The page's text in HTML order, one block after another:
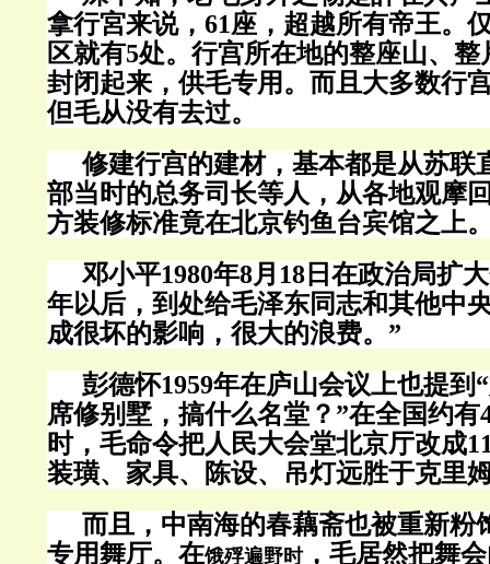
拿行宮来说， 61座，超越所有帝王。
区就有5处。行宫所在地的整座山、整
封闭起来，供毛专用。而且大多数行
但毛从没有去过。
修建行宫的建材，基本都是从苏联
部当时的总务司长等人，从各地观摩
方装修标准竟在北京钓鱼台宾馆之上
邓小平1980年8月 18 日在政治局扩
年以后，到处给毛泽东同志和其他中
成很坏的影响，很大的浪费。 ”
彭德怀1959年在庐山会议上也提到 “
席修别墅，搞什么名堂？ ”在全国约有
时，毛命令把人民大会堂北京厅改成
装璜、家具、陈设、吊灯远胜于克里
而且，中南海的春藕斋也被重新粉
专用舞厅。在饿殍遍野时，毛居然把舞